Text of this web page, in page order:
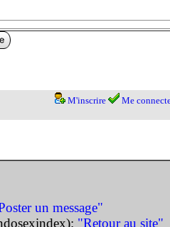
M'inscrire Me
un message"
"Retour au site"